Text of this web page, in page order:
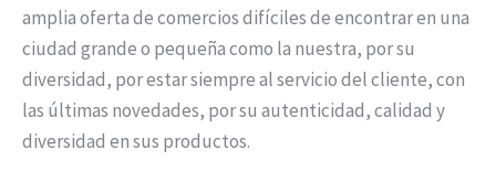
amplia oferta de comercios difíciles de encontrar en una
ciudad grande o pequeña como la nuestra, por su
diversidad, por estar siempre al servicio del cliente, con
las últimas novedades, por su autenticidad, calidad y
diversidad en sus productos.